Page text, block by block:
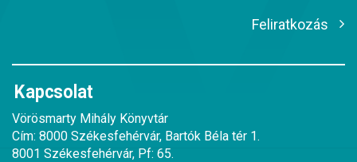
Feliratkozás
Kapcsolat
Vörösmarty Mihály Könyvtár
Cím: 8000 Székesfehérvár, Bartók Béla tér 1.
8001 Székesfehérvár, Pf: 65.